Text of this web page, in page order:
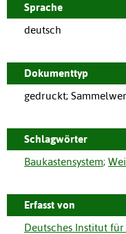
Sprache
deutsch
Dokumenttyp
gedruckt;
Schlagwörter
Baukastensystem;
Erfasst von
Deutsches Institut